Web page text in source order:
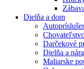
Dielňa a dom
Darčekové
Dielňa a
Maliarske